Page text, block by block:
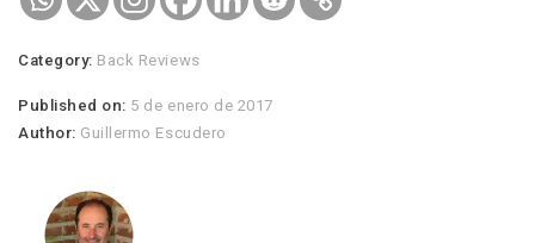
Category: Back Reviews
Published on: 5 de enero de 2017
Author: Guillermo Escudero